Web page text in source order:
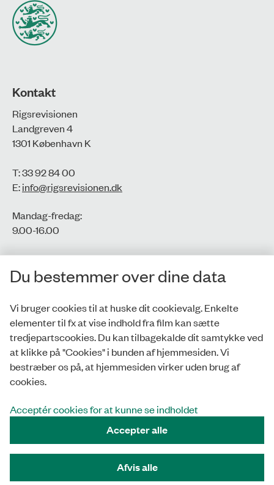
Kontakt
Rigsrevisionen
Landgreven 4
1301 København K
T: 33 92 84 00
E:info@rigsrevisionen.dk
Mandag-fredag:
9.00-16.00​
CVR-nr.: 77806113
EAN-nr.: 5798000016002
Privatlivspolitik
Whistleblowerordning
Tilgængelighedserklæring
Tilmeld nyhedsbrev
Du bestemmer over dine data
Vi bruger cookies til at huske dit cookievalg. Enkelte
elementer til fx at vise indhold fra film kan sætte
tredjepartscookies. Du kan tilbagekalde dit samtykke ved
at klikke på "Cookies" i bunden af hjemmesiden. Vi
bestræber os på, at hjemmesiden virker uden brug af
cookies.
Acceptér cookies for at kunne se indholdet
Accepter alle
Afvis alle